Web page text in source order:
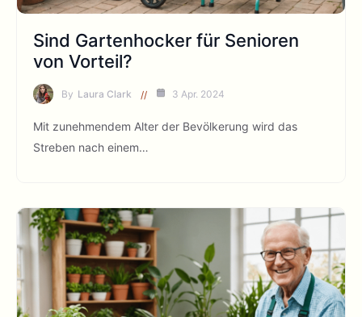
Sind Gartenhocker für Senioren
von Vorteil?
By Laura Clark 3 Apr. 2024
Mit zunehmendem Alter der Bevölkerung wird das
Streben nach einem…